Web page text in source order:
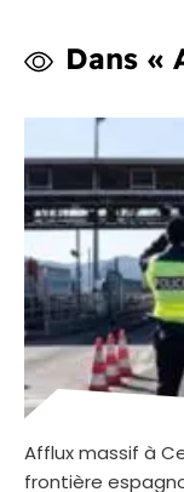
Dans «
Afflux massif à
frontière